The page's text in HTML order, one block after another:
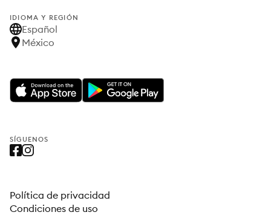
IDIOMA Y REGIÓN
Español
México
SÍGUENOS
Política de privacidad
Condiciones de uso